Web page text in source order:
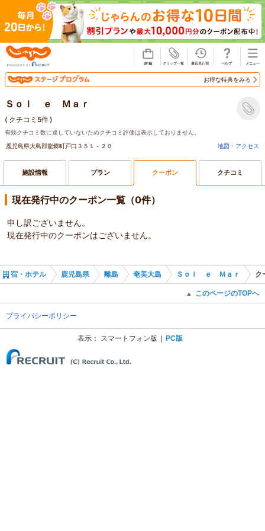
お得な特典をみる
Ｓｏｌ ｅ Ｍａｒ
( クチコミ5件)
有効クチコミ数に達していないためクチコミ評価は表示しておりません。
鹿児島県大島郡龍郷町戸口３５１－２０
地図・アクセス
施設情報 プラン クーポン クチコミ
現在発行中のクーポン一覧（0件）
申し訳ございません。
現在発行中のクーポンはございません。
宿・ホテル 鹿児島県 離島 奄美大島 Ｓｏｌ ｅ Ｍａｒ ク
▲ このページのTOPへ
プライバシーポリシー
表示： スマートフォン版 PC版